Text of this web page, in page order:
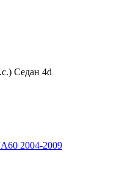
Седан 4d
2004-2009